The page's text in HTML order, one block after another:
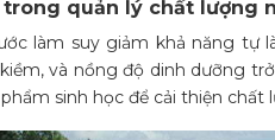
trong quản lý chất lượng
làm suy giảm khả năng tự
và nồng độ dinh dưỡng
sinh học để cải thiện